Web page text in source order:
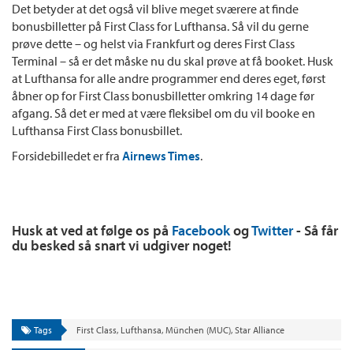
Det betyder at det også vil blive meget sværere at finde
bonusbilletter på First Class for Lufthansa. Så vil du gerne
prøve dette – og helst via Frankfurt og deres First Class
Terminal – så er det måske nu du skal prøve at få booket. Husk
at Lufthansa for alle andre programmer end deres eget, først
åbner op for First Class bonusbilletter omkring 14 dage før
afgang. Så det er med at være fleksibel om du vil booke en
Lufthansa First Class bonusbillet.
Forsidebilledet er fra Airnews Times.
Husk at ved at følge os på FacebookogTwitter- Så får
du besked så snart vi udgiver noget!
Tags First Class, Lufthansa, München (MUC), Star Alliance